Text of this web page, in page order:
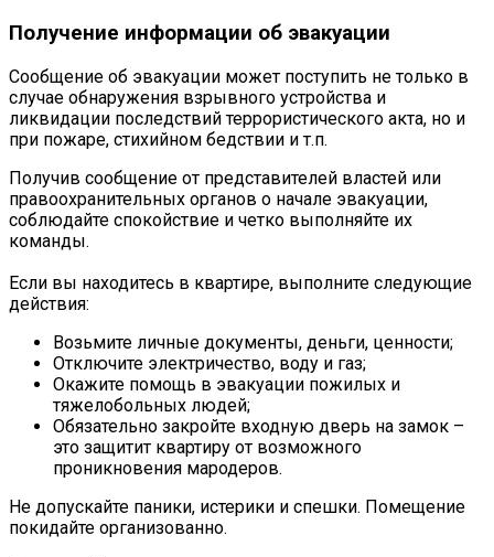
Получение информации об эвакуации
Сообщение об эвакуации может поступить не только в
случае обнаружения взрывного устройства и
ликвидации последствий террористического акта, но и
при пожаре, стихийном бедствии и т.п.
Получив сообщение от представителей властей или
правоохранительных органов о начале эвакуации,
соблюдайте спокойствие и четко выполняйте их
команды.
Если вы находитесь в квартире, выполните следующие
действия:
Возьмите личные документы, деньги, ценности;
Отключите электричество, воду и газ;
Окажите помощь в эвакуации пожилых и
тяжелобольных людей;
Обязательно закройте входную дверь на замок –
это защитит квартиру от возможного
проникновения мародеров.
Не допускайте паники, истерики и спешки. Помещение
покидайте организованно.